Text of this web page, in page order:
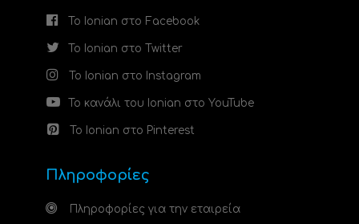
Το Ionian στο Facebook
Το Ionian στο Twitter
Το Ionian στο Instagram
Το κανάλι του Ionian στο YouTube
Το Ionian στο Pinterest
Πληροφορίες
Πληροφορίες για την εταιρεία